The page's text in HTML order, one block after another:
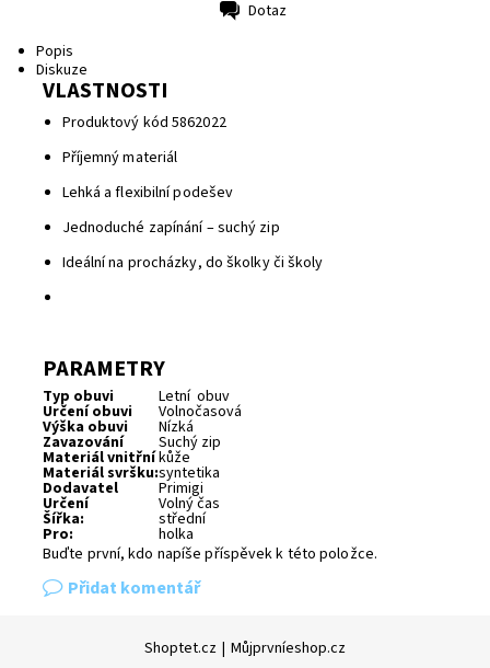
Dotaz
Popis
Diskuze
VLASTNOSTI
Produktový kód 5862022
Příjemný materiál
Lehká a flexibilní podešev
Jednoduché zapínání – suchý zip
Ideální na procházky, do školky či školy
PARAMETRY
Typ obuvi Letní obuv
Určení obuvi Volnočasová
Výška obuvi Nízká
Zavazování Suchý zip
Materiál vnitřníkůže
Materiál svršku:syntetika
Dodavatel Primigi
Určení Volný čas
Šířka: střední
Pro:
holka
Buďte první, kdo napíše příspěvek k této položce.
Přidat komentář
Shoptet.cz | Můjprvníeshop.cz